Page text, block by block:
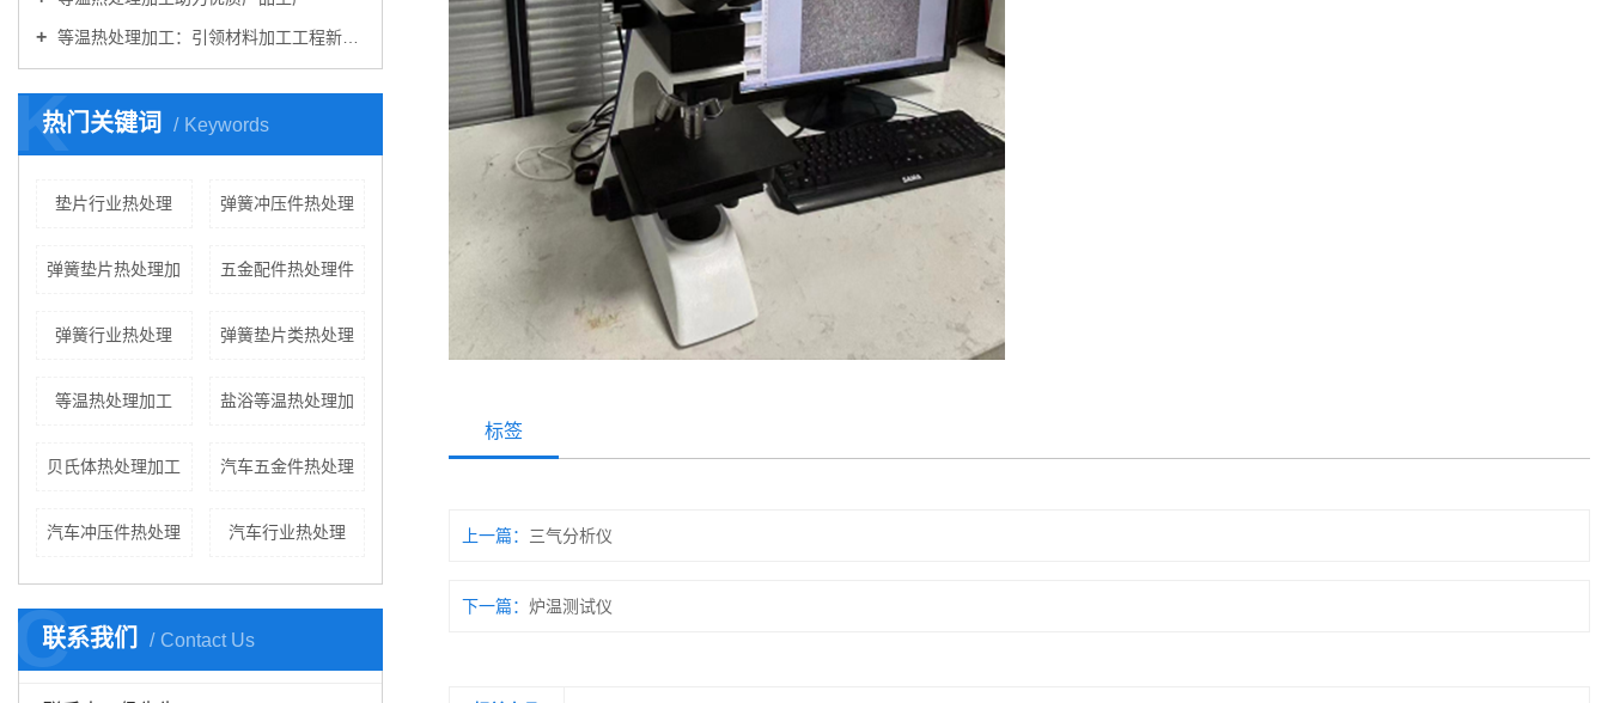
等温热处理加工：引领材料加工工程新篇章
热门关键词 Keywords
K
垫片行业热处理 弹簧冲压件热处理
弹簧垫片热处理加 五金配件热处理件
弹簧行业热处理 弹簧垫片类热处理
等温热处理加工 盐浴等温热处理加
贝氏体热处理加工 汽车五金件热处理
汽车冲压件热处理 汽车行业热处理
联系我们 Contact Us
C
标签
上一篇： 三气分析仪
下一篇： 炉温测试仪